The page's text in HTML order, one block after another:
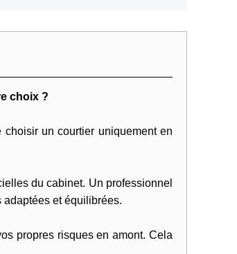
choix ?
un courtier uniquement en
du cabinet. Un professionnel
et équilibrées.
propres risques en amont. Cela